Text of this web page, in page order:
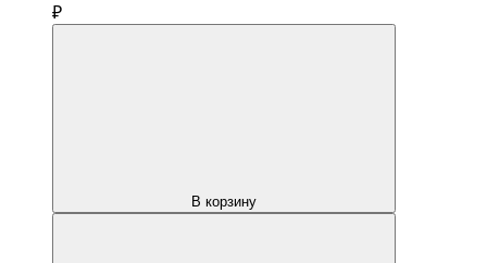
₽
В корзину